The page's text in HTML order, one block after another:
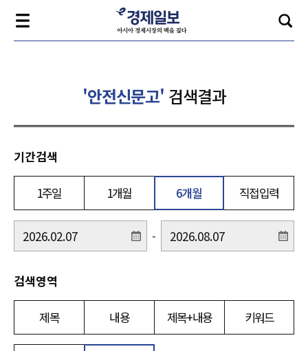
'안전신문고' 검색결과
기간검색
1주일 1개월 6개월 직접입력
-
검색영역
제목 내용 제목+내용 키워드